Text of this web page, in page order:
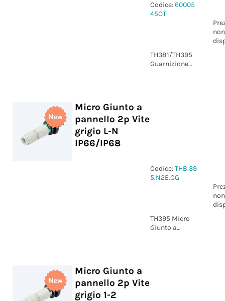
Codice:60005
45OT
non
TH381/TH395
Guarnizione
Micro Giunto a
pannello 2p Vite
grigio L-N
IP66/IP68
Codice:THB.39
5.N2E.CG
non
TH395 Micro
Giunto a
Micro Giunto a
pannello 2p Vite
grigio 1-2